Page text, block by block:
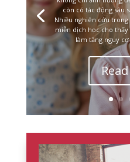
còn có tác động sâu
Nhiều nghiên cứu
miễn dịch học cho
làm tăng nguy